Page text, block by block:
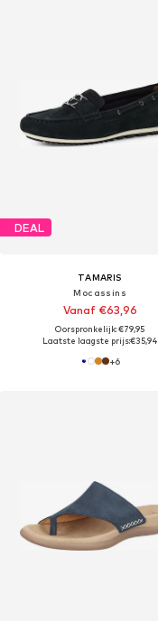
DEAL
TAMARIS
Mocassins
Vanaf €63,96
Oorspronkelijk: €79,95
Laatste laagste prijs:€35,94
+6